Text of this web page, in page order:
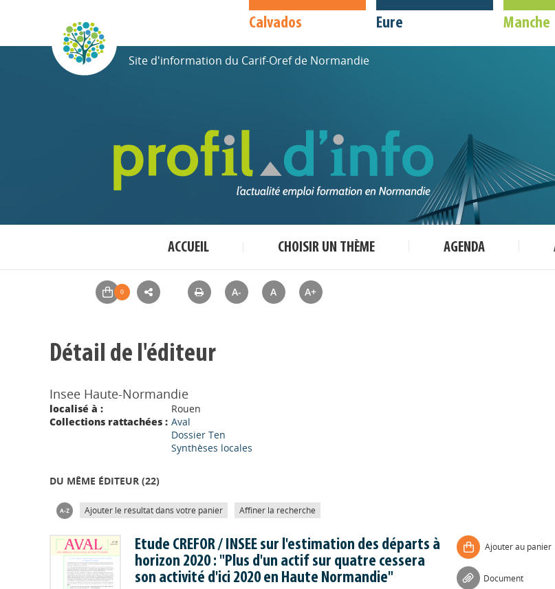
Calvados Eure Manche
Site d'information du Carif-Oref de Normandie
ACCUEIL CHOISIR UN THÈME AGENDA
A- A A+
Détail de l'éditeur
Insee Haute-Normandie
localisé à :
Rouen
Collections rattachées : Aval
Dossier Ten
Synthèses locales
DU MÊME ÉDITEUR (22)
Ajouter le résultat dans votre panier Affiner la recherche
Etude CREFOR / INSEE sur l'estimation des départs à
horizon 2020 : "Plus d'un actif sur quatre cessera
son activité d'ici 2020 en Haute Normandie"
Ajouter au panier
Document